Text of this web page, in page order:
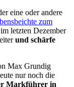
eine oder andere
zum
im letzten Dezember
und schärfe
Max Grundig
nur noch die
Markführer in